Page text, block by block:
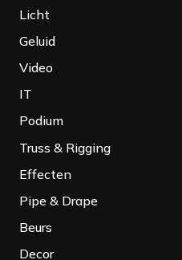
Licht
Geluid
Video
IT
Podium
Truss & Rigging
Effecten
Pipe & Drape
Beurs
Decor